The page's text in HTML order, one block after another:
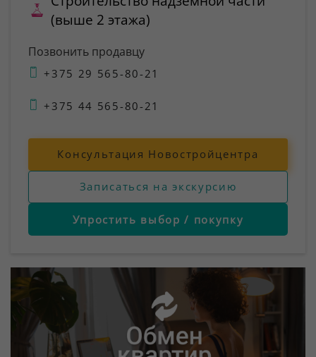
(выше 2 этажа)
Позвонить продавцу
+375 29 565-80-21
+375 44 565-80-21
Консультация Новостройцентра
Записаться на экскурсию
Упростить выбор / покупку